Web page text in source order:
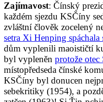
Zajímavost: Čínský
každém sjezdu KSČíny
zvláštní člověk zocelený
setra Xi Henping spáchala
dům vyplenili maoističtí
byl vypleněn protože
místopředseda čínské
KSČíny byl donucen
sebekritiky (1954), a